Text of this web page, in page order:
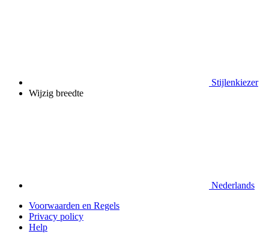
Stijlenkiezer
Wijzig breedte
Nederlands
Voorwaarden en Regels
Privacy policy
Help